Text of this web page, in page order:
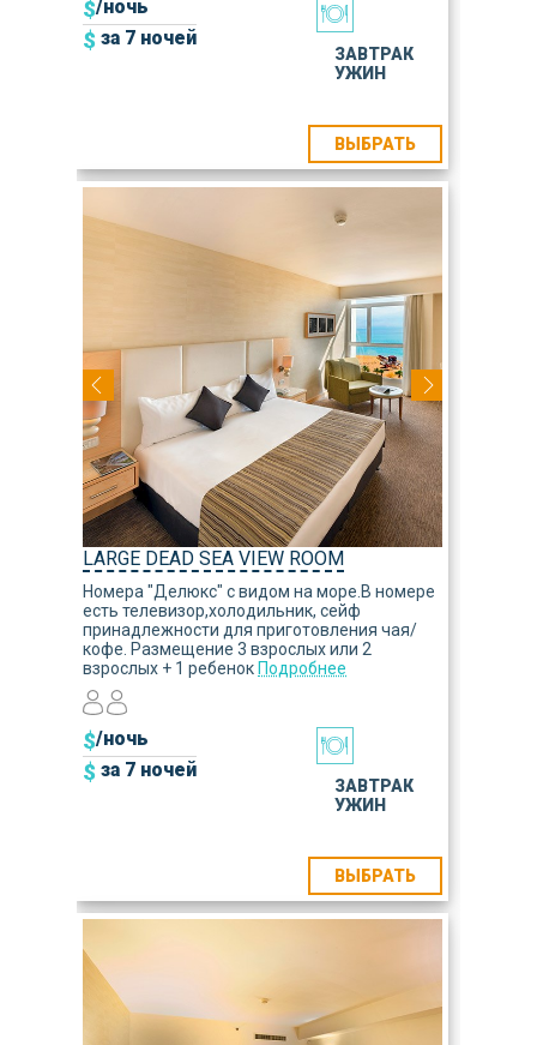
$/ночь
$ за 7 ночей
ЗАВТРАК
УЖИН
ВЫБРАТЬ
LARGE DEAD SEA VIEW ROOM
Номера "Делюкс" с видом на море.В номере
есть телевизор,холодильник, сейф
принадлежности для приготовления чая/
кофе. Размещение 3 взрослых или 2
взрослых + 1 ребенок Подробнее
$/ночь
$ за 7 ночей
ЗАВТРАК
УЖИН
ВЫБРАТЬ